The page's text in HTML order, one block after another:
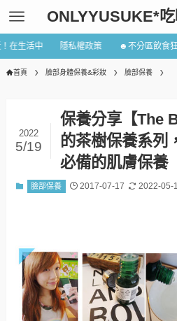
ONLYYUSUKE*
在生活中 隱私權政策 ☻不分區飲食
首頁 臉部身體保養&彩妝 臉部保養
保養分享【The
的茶樹保養系列
必備的肌膚保養
2022
5/19
臉部保養 2017-07-17 2022-05-